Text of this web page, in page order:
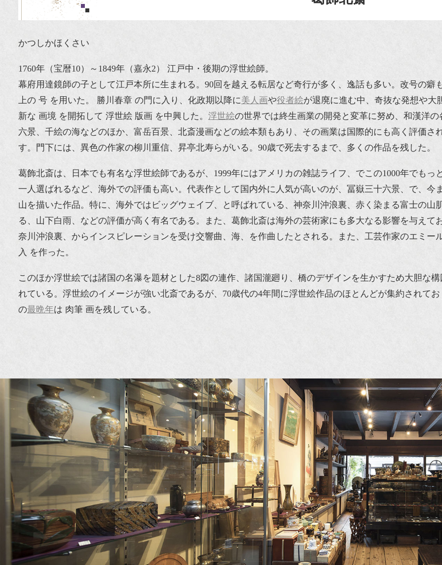
かつしかほくさい
1760年（宝暦10）～1849年（嘉永2） 江戸中・後期の浮世絵師。
幕府用達鏡師の子として江戸本所に生まれる。90回を越える転居など奇行が多く、逸話も多い。改号の癖
上の 号 を用いた。 勝川春章 の門に入り、化政期以降に美人画や役者絵が退廃に進む中、奇抜な発想や大
新な 画境 を開拓して 浮世絵 版画 を中興した。 浮世絵の世界では終生画業の開発と変革に努め、和漢洋
六景、千絵の海などのほか、富岳百景、北斎漫画などの絵本類もあり、その画業は国際的にも高く評価さ
す。門下には、異色の作家の柳川重信、昇亭北寿らがいる。90歳で死去するまで、多くの作品を残した。
葛飾北斎は、日本でも有名な浮世絵師であるが、1999年にはアメリカの雑誌ライフ、でこの1000年でも
一人選ばれるなど、海外での評価も高い。代表作として国内外に人気が高いのが、冨嶽三十六景、で、今
山を描いた作品。特に、海外ではビッグウェイブ、と呼ばれている、神奈川沖浪裏、赤く染まる富士の
る、山下白雨、などの評価が高く有名である。また、葛飾北斎は海外の芸術家にも多大なる影響を与え
奈川沖浪裏、からインスピレーションを受け交響曲、海、を作曲したとされる。また、工芸作家のエミ
入 を作った。
このほか浮世絵では諸国の名瀑を題材とした8図の連作、諸国瀧廻り、橋のデザインを生かすため大胆な
れている。浮世絵のイメージが強い北斎であるが、70歳代の4年間に浮世絵作品のほとんどが集約されて
の最晩年は 肉筆 画を残している。